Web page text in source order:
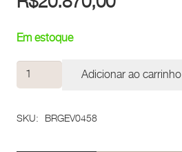
Em estoque
Brinco
Avenida
Adicionar ao carrinho
SKU: BRGEV0458